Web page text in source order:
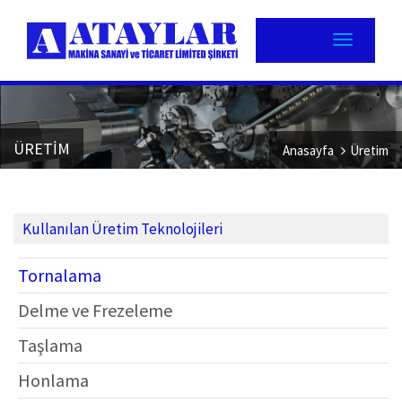
ÜRETİM Anasayfa Üretim
Kullanılan Üretim Teknolojileri
Tornalama
Delme ve Frezeleme
Taşlama
Honlama